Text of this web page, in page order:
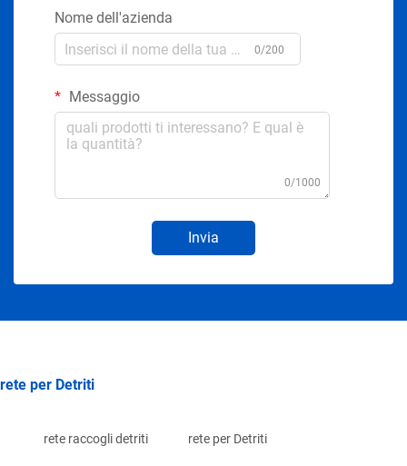
Nome dell'azienda
0/200
Messaggio
0/1000
Invia
rete per Detriti
rete raccogli detriti rete per Detriti